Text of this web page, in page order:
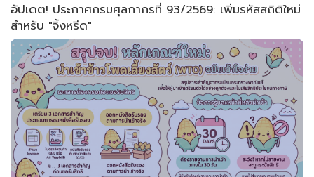
อัปเดต! ประกาศกรมศุลกากรที่ 93/2569: เพิ่มรหัสสถิติใหม่
สำหรับ "จิ้งหรีด"